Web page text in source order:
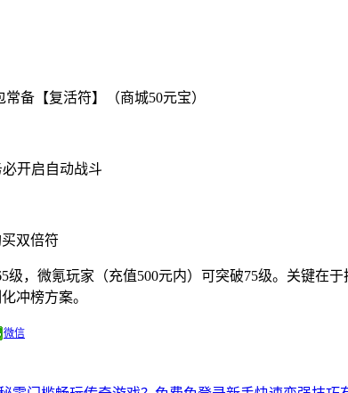
备【复活符】（商城50元宝）
开启自动战斗
双倍符
，微氪玩家（充值500元内）可突破75级。关键在
冲榜方案。
微信